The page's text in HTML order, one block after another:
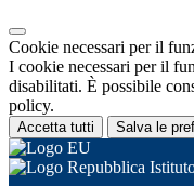
Cookie necessari per il
I cookie necessari per il
disabilitati. È possibile
policy.
Accetta tutti Salva le